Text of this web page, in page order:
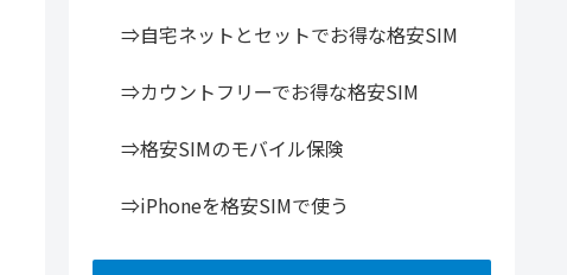
⇒自宅ネットとセットでお得な格安SIM
⇒カウントフリーでお得な格安SIM
⇒格安SIMのモバイル保険
⇒iPhoneを格安SIMで使う